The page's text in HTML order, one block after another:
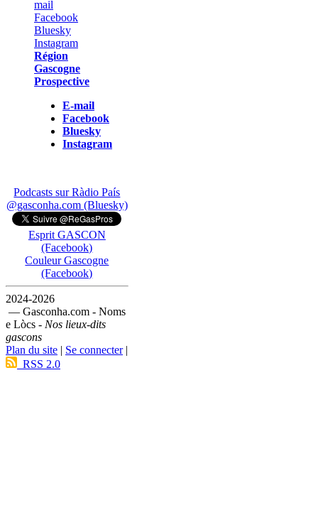
Région
Gascogne
Prospective
E-mail
Facebook
Bluesky
Instagram
Podcasts sur Ràdio País
@gasconha.com (Bluesky)
Esprit GASCON
(Facebook)
Couleur Gascogne
(Facebook)
2024-2026
— Gasconha.com - Noms
e Lòcs - Nos lieux-dits
gascons
Plan du site | Se connecter|
RSS 2.0